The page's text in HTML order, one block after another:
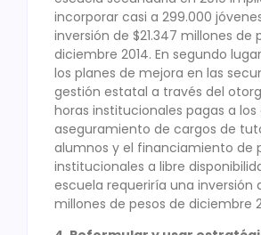
incorporar casi a 299.000
inversión de $21.347 millones de
diciembre 2014. En segundo
los planes de mejora en las
gestión estatal a través del
horas institucionales pagas a
aseguramiento de cargos de
alumnos y el financiamiento de
institucionales a libre
escuela requeriría una inversión
millones de pesos de diciembre